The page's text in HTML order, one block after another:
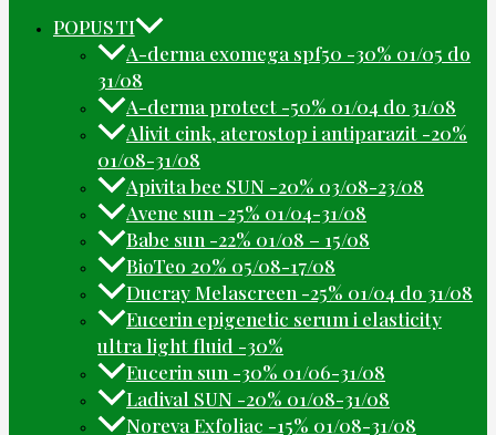
POPUSTI
A-derma exomega spf50 -30% 01/05 do
31/08
A-derma protect -50% 01/04 do 31/08
Alivit cink, aterostop i antiparazit -20%
01/08-31/08
Apivita bee SUN -20% 03/08-23/08
Avene sun -25% 01/04-31/08
Babe sun -22% 01/08 – 15/08
BioTeo 20% 05/08-17/08
Ducray Melascreen -25% 01/04 do 31/08
Eucerin epigenetic serum i elasticity
ultra light fluid -30%
Eucerin sun -30% 01/06-31/08
Ladival SUN -20% 01/08-31/08
Noreva Exfoliac -15% 01/08-31/08